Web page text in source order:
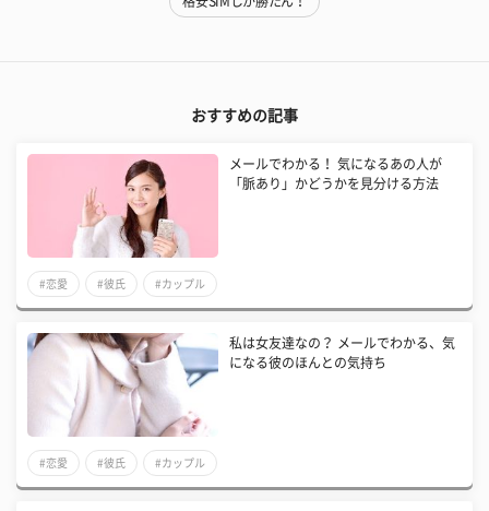
おすすめの記事
メールでわかる！ 気になるあの人が
「脈あり」かどうかを見分ける方法
#恋愛 #彼氏 #カップル
私は女友達なの？ メールでわかる、気
になる彼のほんとの気持ち
#恋愛 #彼氏 #カップル